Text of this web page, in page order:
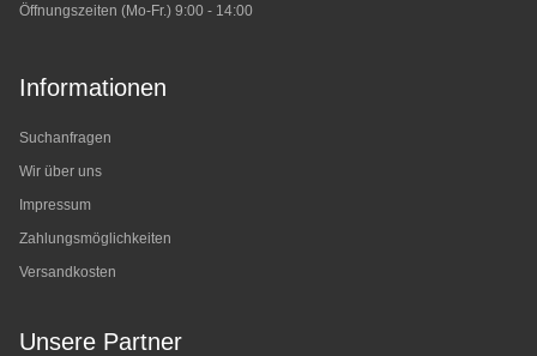
Öffnungszeiten (Mo-Fr.) 9:00 - 14:00
Informationen
Suchanfragen
Wir über uns
Impressum
Zahlungsmöglichkeiten
Versandkosten
Unsere Partner